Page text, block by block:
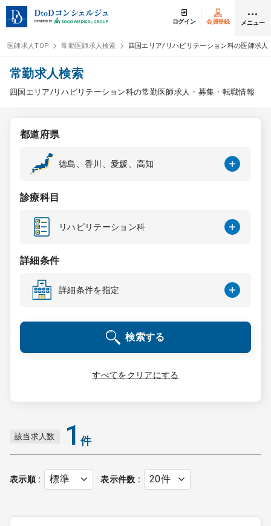
ログイン 会員登録 メニュー
ログイン
医師求人
常勤検索
スポット検索
DtoDの転職・
コンサルタント
成功事例
転職ノウハウ
受付時間 9:00 ～ 18:00（平日）
0120-337-613
クリニック開業
医師求人TOP 常勤医師求人検索 四国エリア/リハビリテーション科の医師求人
常勤求人検索
四国エリア/リハビリテーション科の常勤医師求人・募集・転職情報
都道府県
徳島、香川、愛媛、高知
診療科目
リハビリテーション科
詳細条件
詳細条件を指定
検索する
すべてをクリアにする
該当求人数 1 件
表示順 表示件数